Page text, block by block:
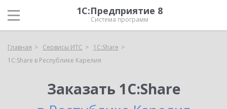
1С:Предприятие 8
Система программ
Главная Сервисы ИТС
1С:Share
1С:Share в Республике Карелия
Заказать 1С:Share